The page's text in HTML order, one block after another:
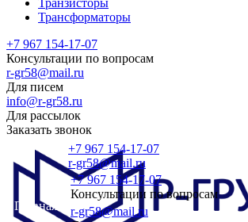
Транзисторы
Трансформаторы
+7 967 154-17-07
Консультации по вопросам
r-gr58@mail.ru
Для писем
info@r-gr58.ru
Для рассылок
Заказать звонок
Главная
+7 967 154-17-07
r-gr58@mail.ru
+7 967 154-17-07
Консультации по вопросам
r-gr58@mail.ru